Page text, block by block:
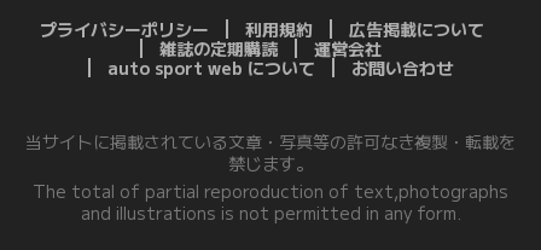
プライバシーポリシー 利用規約
広告掲載について
雑誌の定期購読
運営会社
auto sport web について
お問い合わせ
当サイトに掲載されている文章・写真等の許可なき複製・転載を
禁じます。
The total of partial reporoduction of text,photographs
and illustrations is not permitted in any form.